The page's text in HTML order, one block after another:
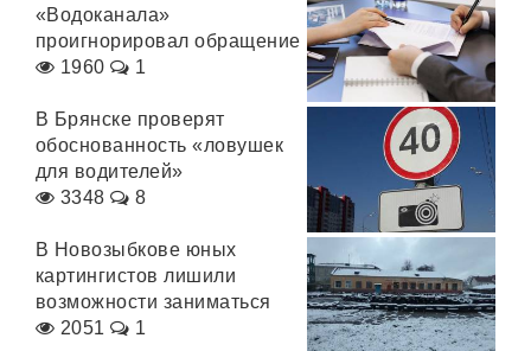
«Водоканала»
проигнорировал обращение
1960
1
В Брянске проверят
обоснованность «ловушек
для водителей»
3348
8
В Новозыбкове юных
картингистов лишили
возможности заниматься
2051
1